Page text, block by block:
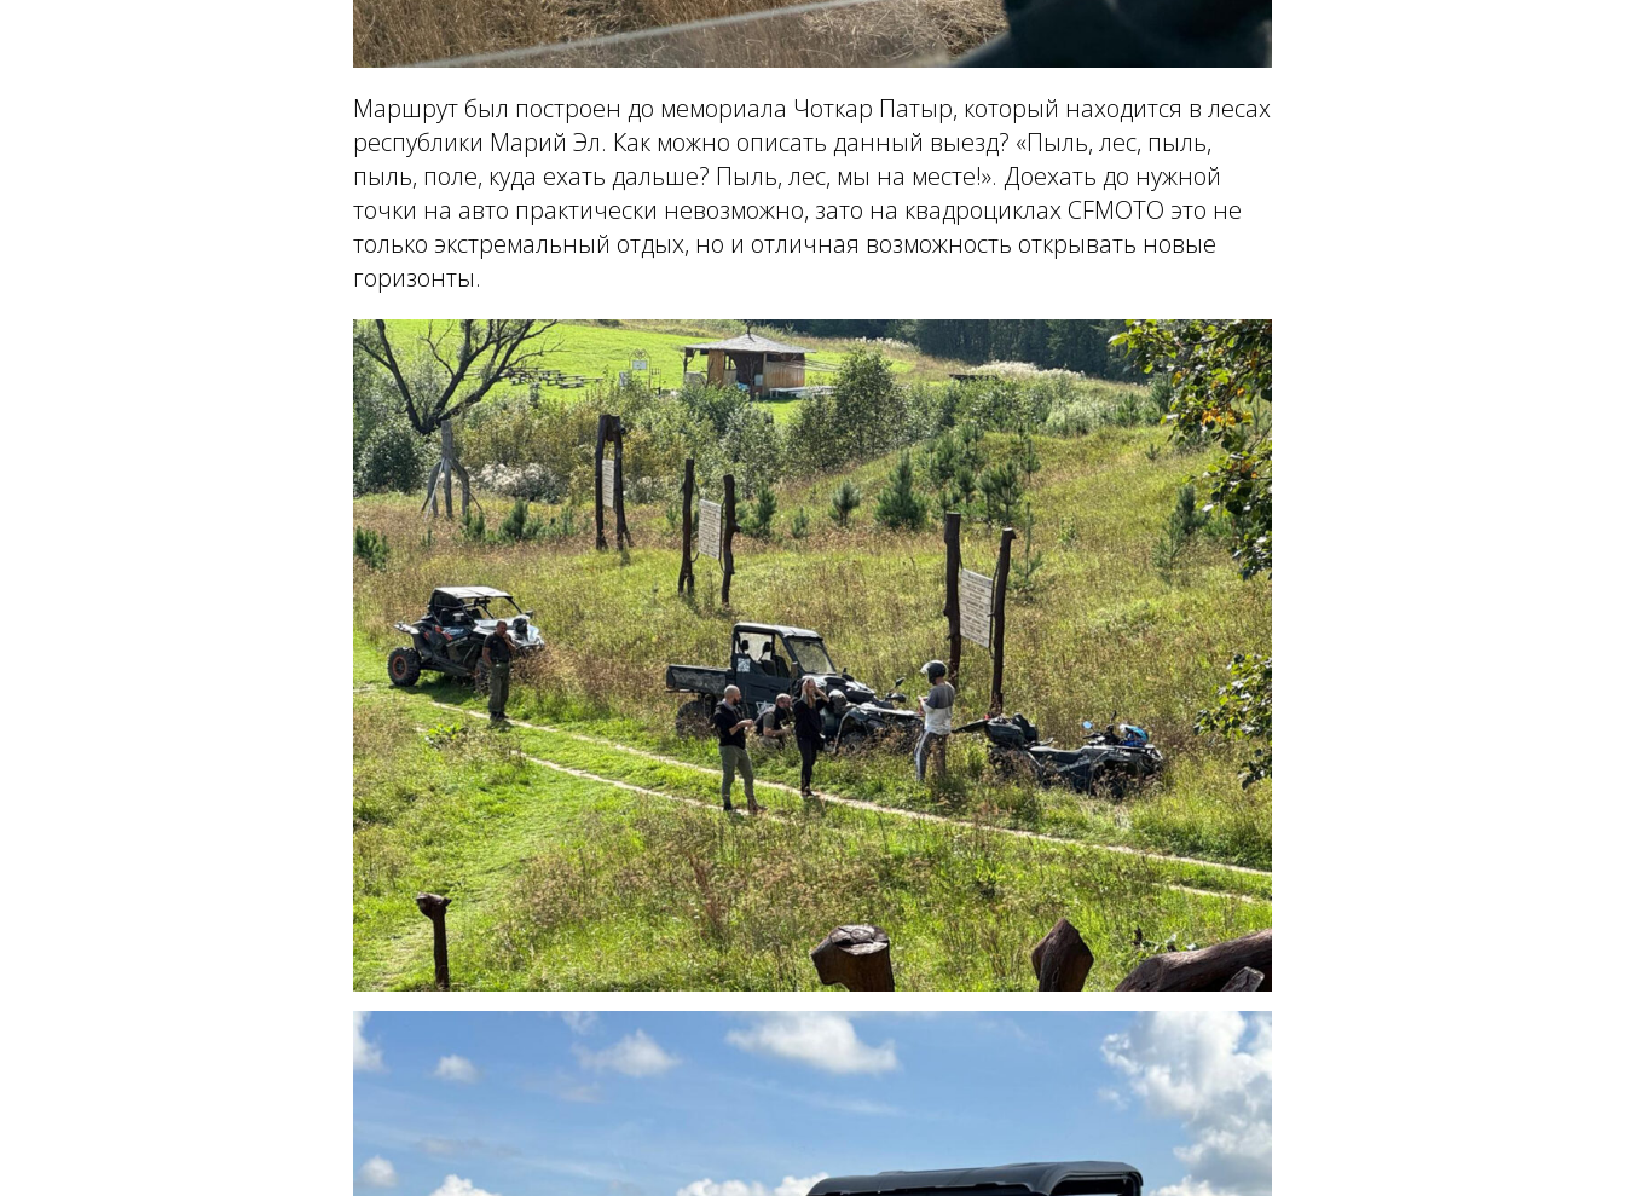
Маршрут был построен до мемориала Чоткар Патыр, который находится в лесах
республики Марий Эл. Как можно описать данный выезд? «Пыль, лес, пыль,
пыль, поле, куда ехать дальше? Пыль, лес, мы на месте!». Доехать до нужной
точки на авто практически невозможно, зато на квадроциклах CFMOTO это не
только экстремальный отдых, но и отличная возможность открывать новые
горизонты.